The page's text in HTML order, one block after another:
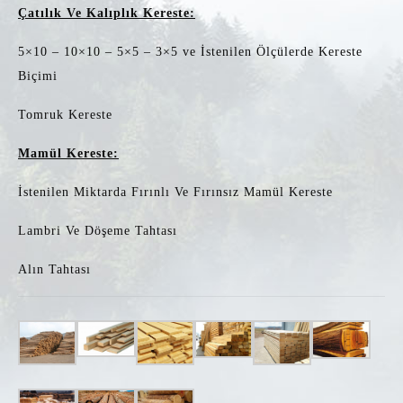
Çatılık Ve Kalıplık Kereste:
5×10 – 10×10 – 5×5 – 3×5 ve İstenilen Ölçülerde Kereste
Biçimi
Tomruk Kereste
Mamül Kereste:
İstenilen Miktarda Fırınlı Ve Fırınsız Mamül Kereste
Lambri Ve Döşeme Tahtası
Alın Tahtası